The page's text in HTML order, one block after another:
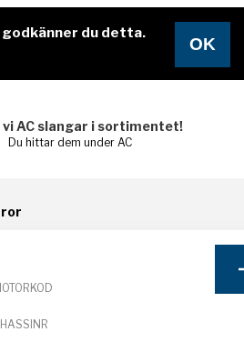
du detta.
vi AC slangar i sortimentet!
Du hittar dem under AC